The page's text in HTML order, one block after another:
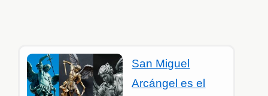
San Miguel
Arcángel es el